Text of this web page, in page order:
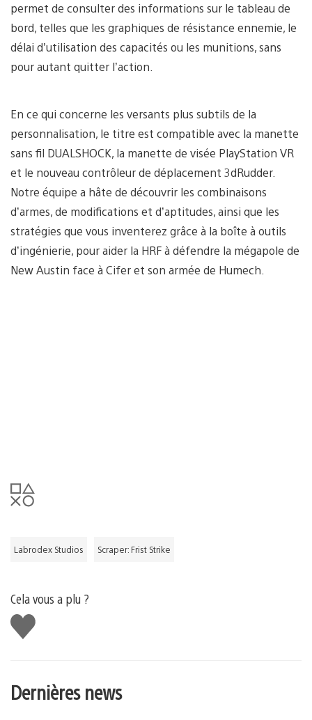
permet de consulter des informations sur le tableau de
bord, telles que les graphiques de résistance ennemie, le
délai d’utilisation des capacités ou les munitions, sans
pour autant quitter l’action.
En ce qui concerne les versants plus subtils de la
personnalisation, le titre est compatible avec la manette
sans fil DUALSHOCK, la manette de visée PlayStation VR
et le nouveau contrôleur de déplacement 3dRudder.
Notre équipe a hâte de découvrir les combinaisons
d’armes, de modifications et d’aptitudes, ainsi que les
stratégies que vous inventerez grâce à la boîte à outils
d’ingénierie, pour aider la HRF à défendre la mégapole de
New Austin face à Cifer et son armée de Humech.
Labrodex Studios Scraper: Frist Strike
Cela vous a plu ?
J'aime
Dernières news